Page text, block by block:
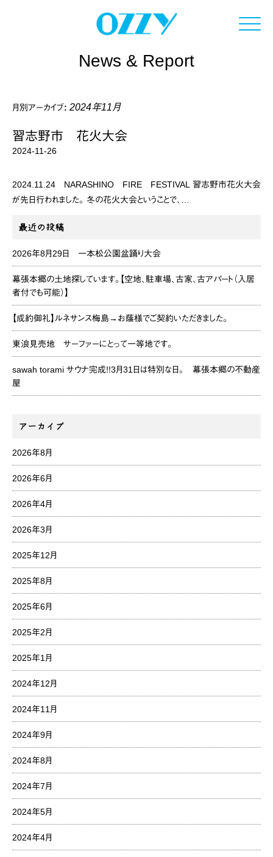
Click
News & Report
月別アーカイブ: 2024年11月
習志野市 花火大会
2024-11-26
2024.11.24 NARASHINO FIRE FESTIVAL 習志野市花火大会
が先日行われました。 冬の花火大会ということで、…
最近の投稿
2026年8月29日 一本松公園盆踊り大会
幕張本郷の土地探しています。【空地、駐車場、古家、古アパート（入居
者付でも可能）】
【成約御礼】ルネサンス梅島→お蔭様でご契約いただきました。
東浪見売地 サーファーにとって一等地です。
sawah torami サウナ完成！！3月31日は特別な日。 幕張本郷の不動産
屋
アーカイブ
2026年8月
2026年6月
2026年4月
2026年3月
2025年12月
2025年8月
2025年6月
2025年2月
2025年1月
2024年12月
2024年11月
2024年9月
2024年8月
2024年7月
2024年5月
2024年4月